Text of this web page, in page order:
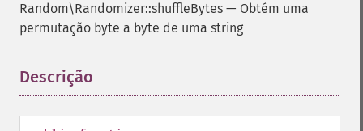
Random\Randomizer::shuffleBytes — Obtém uma
permutação byte a byte de uma string
Descrição